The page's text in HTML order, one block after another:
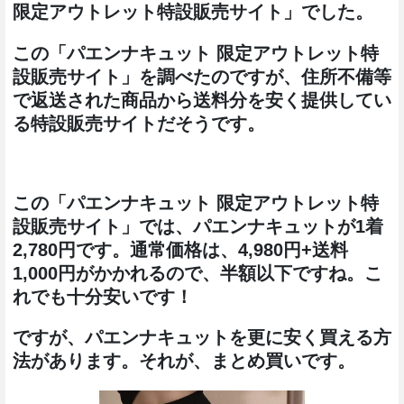
限定アウトレット特設販売サイト」でした。
この「パエンナキュット 限定アウトレット特
設販売サイト」を調べたのですが、住所不備等
で返送された商品から送料分を安く提供してい
る特設販売サイトだそうです。
この「パエンナキュット 限定アウトレット特
設販売サイト」では、パエンナキュットが1着
2,780円です。通常価格は、4,980円+送料
1,000円がかかれるので、半額以下ですね。こ
れでも十分安いです！
ですが、パエンナキュットを更に安く買える方
法があります。それが、まとめ買いです。